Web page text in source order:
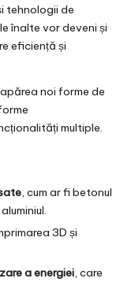
tehnologii de
înalte vor deveni și
eficiență și
noi forme de
multiple.
, cum ar fi betonul
3D și
a energiei, care